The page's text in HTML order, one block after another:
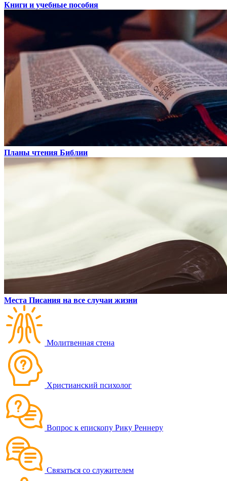
Книги и учебные пособия
Планы чтения Библии
Места Писания на все случаи жизни
Молитвенная стена
Христианский психолог
Вопрос к епископу Рику Реннеру
Связаться со служителем